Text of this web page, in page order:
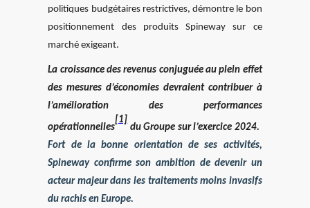
politiques budgétaires restrictives, démontre le bon
positionnement des produits Spineway sur ce
marché exigeant.
La croissance des revenus conjuguée au plein effet
des mesures d’économies devraient contribuer à
l’amélioration des performances
opérationnelles
[1]
du Groupe sur l’exercice 2024.
Fort de la bonne orientation de ses activités,
Spineway confirme son ambition de devenir un
acteur majeur dans les traitements moins invasifs
du rachis en Europe.